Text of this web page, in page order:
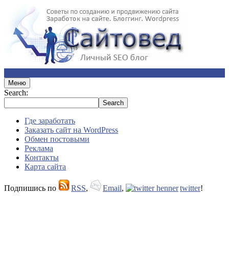
Меню
Search:
Где заработать
Заказать сайт на WordPress
Обмен постовыми
Реклама
Контакты
Карта сайта
Подпишись по RSS, Email, twitter!